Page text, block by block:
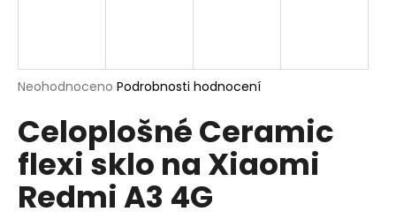
Průměrné
produktu
je
0,0
5
hvězdiček.
Neohodnoceno Podrobnosti hodnocení
Celoplošné Ceramic
flexi sklo na Xiaomi
Redmi A3 4G
í
t
?
HLEDAT